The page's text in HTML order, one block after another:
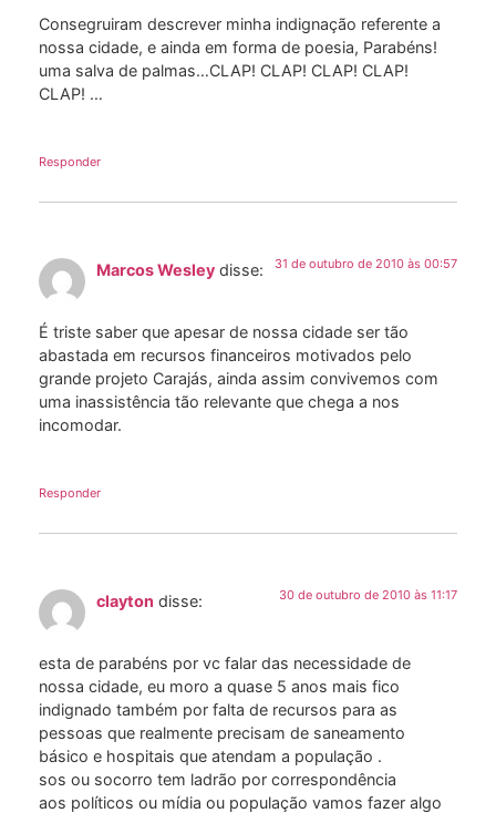
Consegruiram descrever minha indignação referente a
nossa cidade, e ainda em forma de poesia, Parabéns!
uma salva de palmas…CLAP! CLAP! CLAP! CLAP!
CLAP! …
Responder
Marcos Wesley disse: 31 de outubro de 2010 às 00:57
É triste saber que apesar de nossa cidade ser tão
abastada em recursos financeiros motivados pelo
grande projeto Carajás, ainda assim convivemos com
uma inassistência tão relevante que chega a nos
incomodar.
Responder
clayton disse: 30 de outubro de 2010 às 11:17
esta de parabéns por vc falar das necessidade de
nossa cidade, eu moro a quase 5 anos mais fico
indignado também por falta de recursos para as
pessoas que realmente precisam de saneamento
básico e hospitais que atendam a população .
sos ou socorro tem ladrão por correspondência
aos políticos ou mídia ou população vamos fazer algo